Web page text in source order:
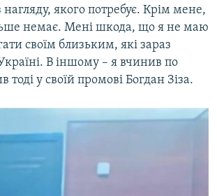
якого потребує. Крім мене,
немає. Мені шкода, що я не маю
своїм близьким, які зараз
В іншому – я вчинив по
тоді у своїй промові Богдан Зіза.